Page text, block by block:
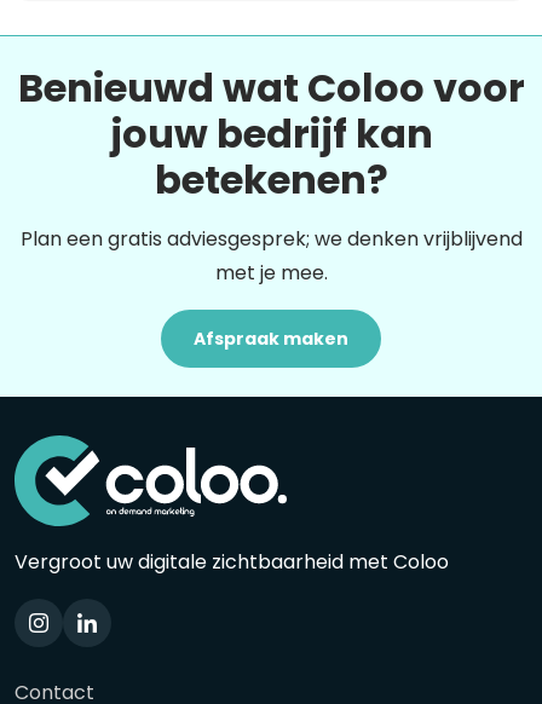
Benieuwd wat Coloo voor
jouw bedrijf kan
betekenen?
Plan een gratis adviesgesprek; we denken vrijblijvend
met je mee.
Afspraak maken
Vergroot uw digitale zichtbaarheid met Coloo
Contact